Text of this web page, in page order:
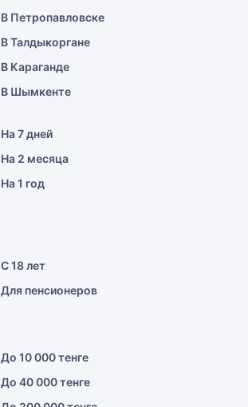
В Петропавловске
В Талдыкоргане
В Караганде
В Шымкенте
На 7 дней
На 2 месяца
На 1 год
С 18 лет
Для пенсионеров
До 10 000 тенге
До 40 000 тенге